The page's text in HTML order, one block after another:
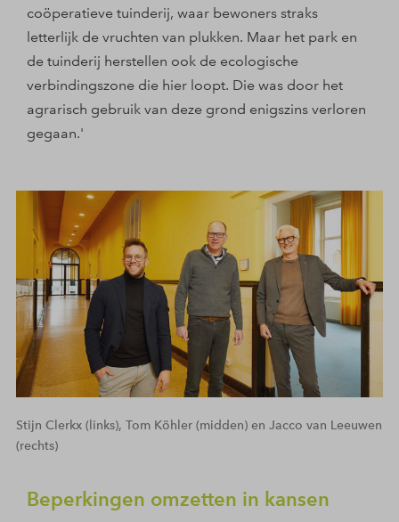
coöperatieve tuinderij, waar bewoners straks
letterlijk de vruchten van plukken. Maar het park en
de tuinderij herstellen ook de ecologische
verbindingszone die hier loopt. Die was door het
agrarisch gebruik van deze grond enigszins verloren
gegaan.'
Stijn Clerkx (links), Tom Köhler (midden) en Jacco van Leeuwen
(rechts)
Beperkingen omzetten in kansen